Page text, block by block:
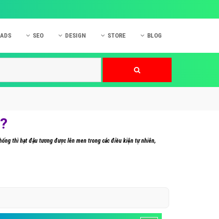
SEO DESIGN STORE BLOG
thì hạt đậu tương được lên men trong các điều kiện tự nhiên,